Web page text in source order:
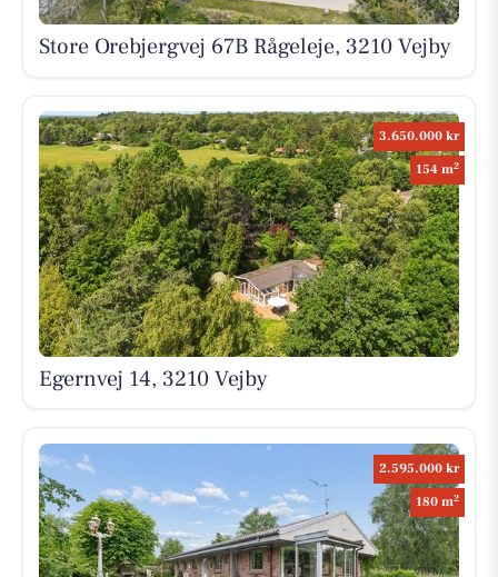
Store Orebjergvej 67B Rågeleje, 3210 Vejby
3.650.000 kr
154 m2
Egernvej 14, 3210 Vejby
2.595.000 kr
180 m2